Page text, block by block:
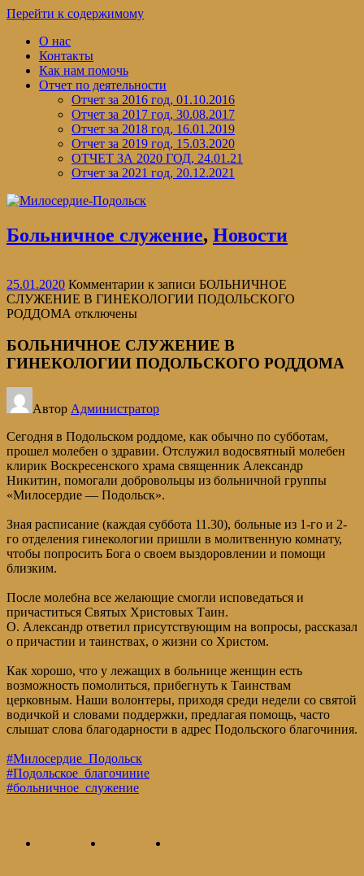
Перейти к содержимому
О нас
Контакты
Как нам помочь
Отчет по деятельности
Отчет за 2016 год, 01.10.2016
Отчет за 2017 год, 30.08.2017
Отчет за 2018 год, 16.01.2019
Отчет за 2019 год, 15.03.2020
ОТЧЕТ ЗА 2020 ГОД, 24.01.21
Отчет за 2021 год, 20.12.2021
Больничное служение, Новости
25.01.2020 Комментарии к записи БОЛЬНИЧНОЕ
СЛУЖЕНИЕ В ГИНЕКОЛОГИИ ПОДОЛЬСКОГО
РОДДОМА отключены
БОЛЬНИЧНОЕ СЛУЖЕНИЕ В
ГИНЕКОЛОГИИ ПОДОЛЬСКОГО РОДДОМА
Автор Администратор
Сегодня в Подольском роддоме, как обычно по субботам,
прошел молебен о здравии. Отслужил водосвятный молебен
клирик Воскресенского храма священник Александр
Никитин, помогали добровольцы из больничной группы
«Милосердие — Подольск».
Зная расписание (каждая суббота 11.30), больные из 1-го и 2-
го отделения гинекологии пришли в молитвенную комнату,
чтобы попросить Бога о своем выздоровлении и помощи
близким.
После молебна все желающие смогли исповедаться и
причаститься Святых Христовых Таин.
О. Александр ответил присутствующим на вопросы, рассказал
о причастии и таинствах, о жизни со Христом.
Как хорошо, что у лежащих в больнице женщин есть
возможность помолиться, прибегнуть к Таинствам
церковным. Наши волонтеры, приходя среди недели со святой
водичкой и словами поддержки, предлагая помощь, часто
слышат слова благодарности в адрес Подольского благочиния.
#Милосердие_Подольск
#Подольское_благочиние
#больничное_служение